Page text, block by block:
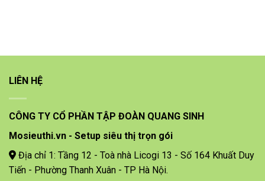
LIÊN HỆ
CÔNG TY CỔ PHẦN TẬP ĐOÀN QUANG SINH
Mosieuthi.vn - Setup siêu thị trọn gói
Địa chỉ 1: Tầng 12 - Toà nhà Licogi 13 - Số 164 Khuất Duy
Tiến - Phường Thanh Xuân - TP Hà Nội.